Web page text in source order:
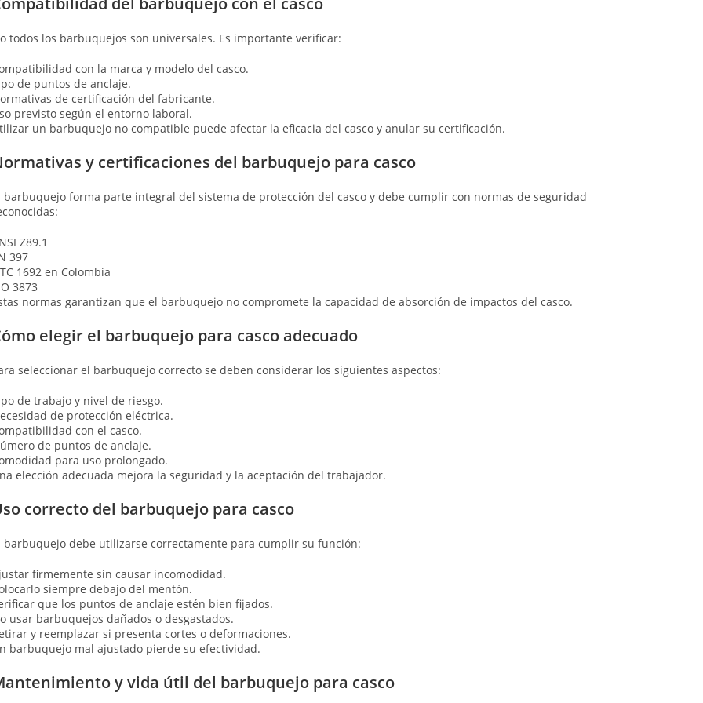
todos los barbuquejos son universales. Es importante verificar:
con la marca y modelo del casco.
de puntos de anclaje.
de certificación del fabricante.
previsto según el entorno laboral.
un barbuquejo no compatible puede afectar la eficacia del casco y anular su certificación.
y certificaciones del barbuquejo para casco
barbuquejo forma parte integral del sistema de protección del casco y debe cumplir con normas de seguridad
Z89.1
397
1692 en Colombia
3873
normas garantizan que el barbuquejo no compromete la capacidad de absorción de impactos del casco.
elegir el barbuquejo para casco adecuado
seleccionar el barbuquejo correcto se deben considerar los siguientes aspectos:
de trabajo y nivel de riesgo.
de protección eléctrica.
con el casco.
de puntos de anclaje.
para uso prolongado.
elección adecuada mejora la seguridad y la aceptación del trabajador.
correcto del barbuquejo para casco
barbuquejo debe utilizarse correctamente para cumplir su función:
firmemente sin causar incomodidad.
siempre debajo del mentón.
que los puntos de anclaje estén bien fijados.
usar barbuquejos dañados o desgastados.
y reemplazar si presenta cortes o deformaciones.
barbuquejo mal ajustado pierde su efectividad.
y vida útil del barbuquejo para casco